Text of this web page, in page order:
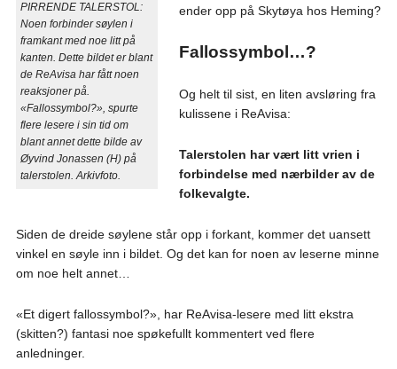
PIRRENDE TALERSTOL:
Noen forbinder søylen i
framkant med noe litt på
kanten. Dette bildet er blant
de ReAvisa har fått noen
reaksjoner på.
«Fallossymbol?», spurte
flere lesere i sin tid om
blant annet dette bilde av
Øyvind Jonassen (H) på
talerstolen. Arkivfoto.
ender opp på Skytøya hos Heming?
Fallossymbol…?
Og helt til sist, en liten avsløring fra
kulissene i ReAvisa:
Talerstolen har vært litt vrien i
forbindelse med nærbilder av de
folkevalgte.
Siden de dreide søylene står opp i forkant, kommer det uansett
vinkel en søyle inn i bildet. Og det kan for noen av leserne minne
om noe helt annet…
«Et digert fallossymbol?», har ReAvisa-lesere med litt ekstra
(skitten?) fantasi noe spøkefullt kommentert ved flere
anledninger.